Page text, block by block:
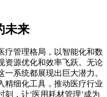
未来
疗管理格局，以智能化和数
资源优化和效率飞跃。无论
系统都展现出巨大潜力。
精细化工具，推动医疗行业
，让‘医用耗材管理’成为